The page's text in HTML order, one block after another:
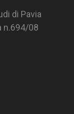
di Pavia
n.694/08